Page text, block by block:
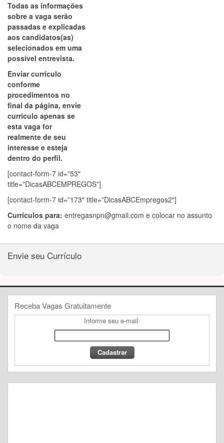
Todas as informações
sobre a vaga serão
passadas e explicadas
aos candidatos(as)
selecionados em uma
possível entrevista.
Enviar currículo
conforme
procedimentos no
final da página, envie
currículo apenas se
esta vaga for
realmente de seu
interesse e esteja
dentro do perfil.
[contact-form-7 id=”53″
title=”DicasABCEMPREGOS”]
[contact-form-7 id=”173″ title=”DicasABCEmpregos2″]
Currículos para: entregasnpn@gmail.com e colocar no assunto
o nome da vaga
Envie seu Currículo
Receba Vagas Gratuitamente
Informe seu e-mail: